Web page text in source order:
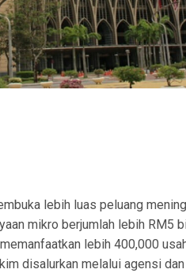
lebih luas peluang
mikro berjumlah lebih RM5
lebih 400,000
disalurkan melalui agensi